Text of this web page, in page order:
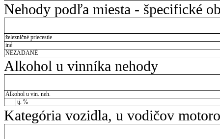
Nehody podľa miesta - špecifické
železničné priecestie
iné
NEZADANÉ
Alkohol u vinníka nehody
Alkohol u vin. neh.
tj. %
Kategória vozidla, u vodičov